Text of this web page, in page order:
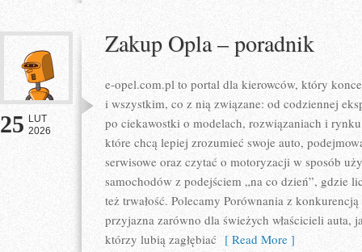
25 LUT
2026
Zakup Opla – poradnik
e-opel.com.pl to portal dla kierowców, który
i wszystkim, co z nią związane: od codziennej
po ciekawostki o modelach, rozwiązaniach i
które chcą lepiej zrozumieć swoje auto,
serwisowe oraz czytać o motoryzacji w sposób
samochodów z podejściem „na co dzień”, gdzie
też trwałość. Polecamy Porównania z
przyjazna zarówno dla świeżych właścicieli auta,
którzy lubią zagłębiać [ Read More ]